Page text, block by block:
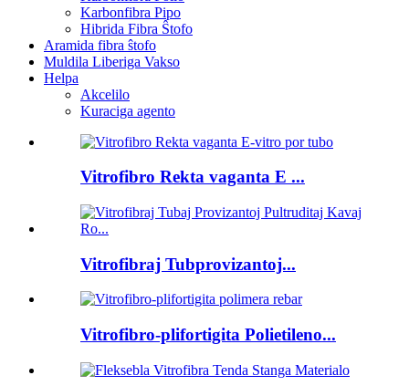
Karbonfibra Pipo
Hibrida Fibra Ŝtofo
Aramida fibra ŝtofo
Muldila Liberiga Vakso
Helpa
Akcelilo
Kuraciga agento
Vitrofibro Rekta vaganta E ...
Vitrofibraj Tubprovizantoj...
Vitrofibro-plifortigita Polietileno...